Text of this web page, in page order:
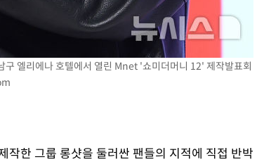
엘리에나 호텔에서 열린 Mnet '쇼미더머니 12' 제작발표회
한 그룹 롱샷을 둘러싼 팬들의 지적에 직접 반박